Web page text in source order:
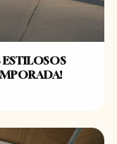
ESTILOSOS